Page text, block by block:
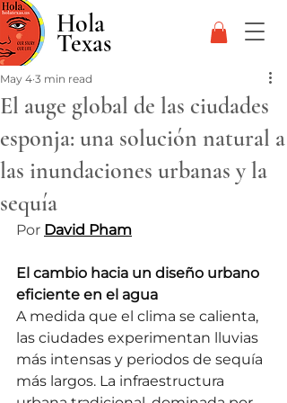
Hola
Texas
El auge global de las ciudades
esponja: una solución natural a
las inundaciones urbanas y la
sequía
May 4 3 min read
Por David Pham
El cambio hacia un diseño urbano
eficiente en el agua
A medida que el clima se calienta,
las ciudades experimentan lluvias
más intensas y periodos de sequía
más largos. La infraestructura